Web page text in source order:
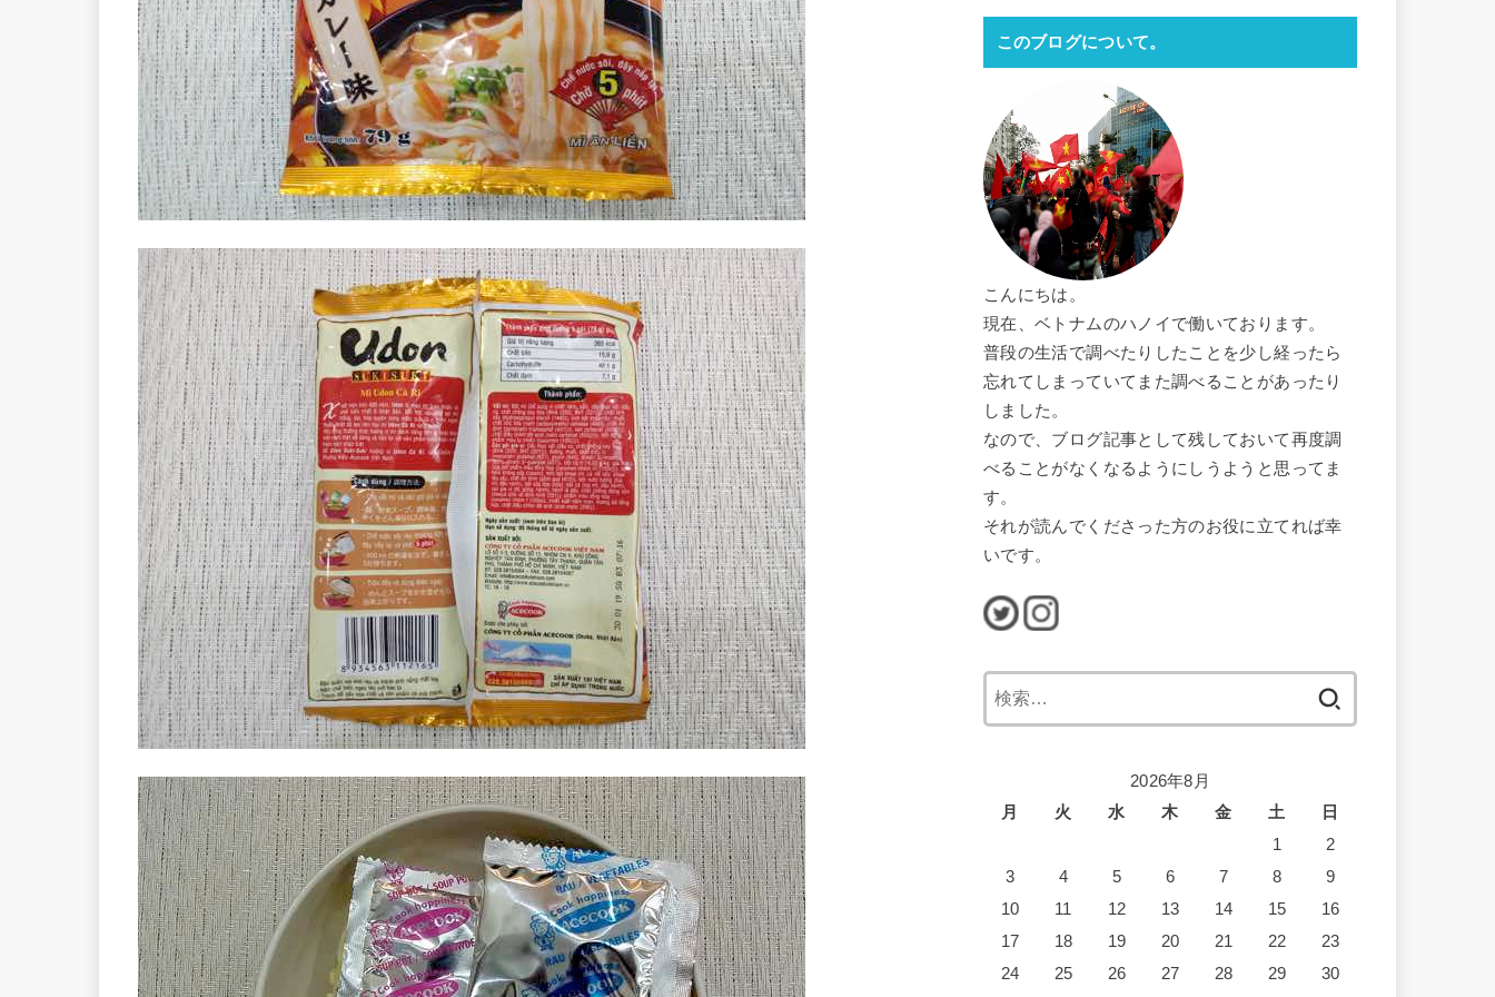
このブログについて。
こんにちは。
現在、ベトナムのハノイで働いております。
普段の生活で調べたりしたことを少し経ったら
忘れてしまっていてまた調べることがあったり
しました。
なので、ブログ記事として残しておいて再度調
べることがなくなるようにしうようと思ってま
す。
それが読んでくださった方のお役に立てれば幸
いです。
2026年8月
月
火 水 木 金 土
日
1
2
3
4 5 6 7 8
9
10
11 12 13 14 15
16
17
18 19 20 21 22
23
24
25 26 27 28 29 30